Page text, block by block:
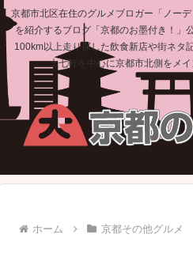
京都市北区在住のグルメブロガー「ノー
を紹介するブログ「京都のお墨付き！」
100km以上走り探した飲食新店や街ネタ
上七軒を中心に京都市北側をメイ
ホーム 京都その他グルメ